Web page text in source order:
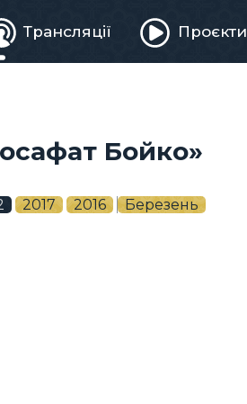
Живе
телебачення
Трансляції Проєкти
Бойко»
2017 2016 Березень